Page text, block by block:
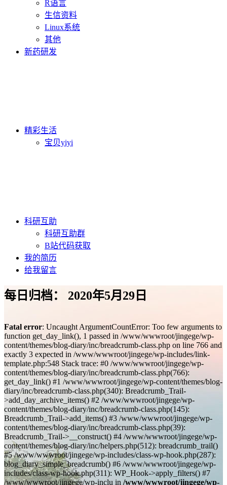
R语言
生信资料
Linux系统
其他
新药研发
精彩生活
宝贝yiyi
科研互助
科研互助群
B站代码获取
我的简历
给我留言
每日归档： 2020年5月29日
Fatal error: Uncaught ArgumentCountError: Too few arguments to
function get_day_link(), 1 passed in /www/wwwroot/jingege/wp-
content/themes/blog-diary/inc/breadcrumb-class.php on line 766 and
exactly 3 expected in /www/wwwroot/jingege/wp-includes/link-
template.php:548 Stack trace: #0 /www/wwwroot/jingege/wp-
content/themes/blog-diary/inc/breadcrumb-class.php(766):
get_day_link() #1 /www/wwwroot/jingege/wp-content/themes/blog-
diary/inc/breadcrumb-class.php(340): Breadcrumb_Trail-
>add_day_archive_items() #2 /www/wwwroot/jingege/wp-
content/themes/blog-diary/inc/breadcrumb-class.php(145):
Breadcrumb_Trail->add_items() #3 /www/wwwroot/jingege/wp-
content/themes/blog-diary/inc/breadcrumb-class.php(39):
Breadcrumb_Trail->__construct() #4 /www/wwwroot/jingege/wp-
content/themes/blog-diary/inc/helpers.php(512): breadcrumb_trail()
#5 /www/wwwroot/jingege/wp-includes/class-wp-hook.php(287):
blog_diary_simple_breadcrumb() #6 /www/wwwroot/jingege/wp-
includes/class-wp-hook.php(311): WP_Hook->apply_filters() #7
/www/wwwroot/jingege/wp-inclu in /www/wwwroot/jingege/wp-